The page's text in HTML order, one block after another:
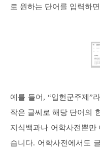
로 원하는 단어를 입력하
예를 들어, “입헌군주제”
작은 글씨로 해당 단어의
지식백과나 어학사전뿐만
습니다. 어학사전에서도